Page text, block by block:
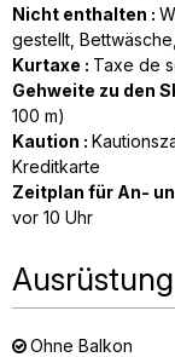
Nicht enthalten :
gestellt
Kurtaxe : Taxe de
Gehweite zu den
100 m)
Kaution :
Kreditkarte
Zeitplan für An-
vor 10 Uhr
Ohne Balkon